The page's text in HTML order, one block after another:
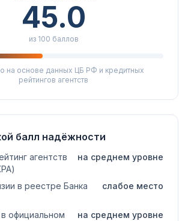
45.0
из 100 баллов
на основе данных ЦБ РФ и кредитных
рейтингов агентств
балл надёжности
агентств
на среднем уровне
в реестре Банка
слабое место
официальном
на среднем уровне